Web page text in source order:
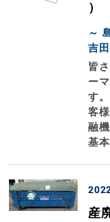
）
～
吉
皆
ー
す
客
融
基
産